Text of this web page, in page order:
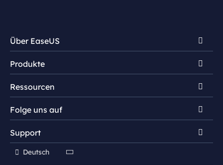
Über EaseUS
Impressum
Review & Auszeichnungen
Lizenz
Mac App Store
Produkte
EaseUS NTFS For Mac
EaseUS DupFiles Cleaner
EaseUS BitWiper
EaseUS OS2Go
Ressourcen
NTFS for Mac Tipps
OS2GO Tipps
Folge uns auf

Support
 Deutsch 